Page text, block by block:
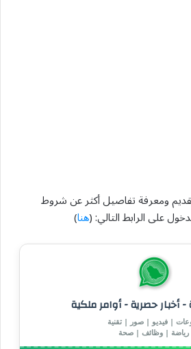
ومعرفة تفاصيل أكثر عن شروط
على الرابط التالي: (هنا)
- أخبار حصرية - أوامر ملكية
| فيديو | صور | تقنية
رياضة | وظائف | صحة